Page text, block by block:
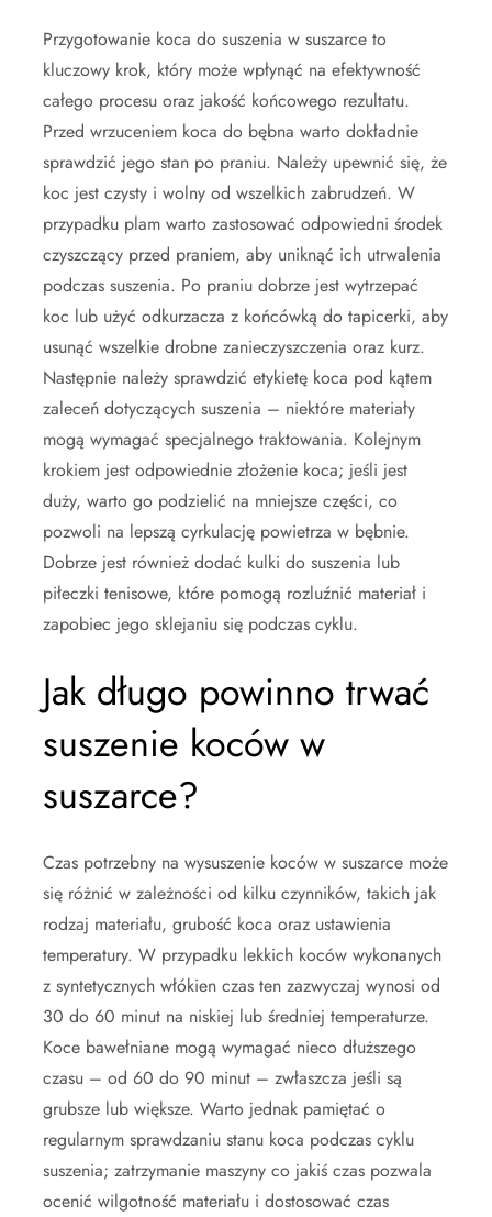
Przygotowanie koca do suszenia w suszarce to
kluczowy krok, który może wpłynąć na efektywność
całego procesu oraz jakość końcowego rezultatu.
Przed wrzuceniem koca do bębna warto dokładnie
sprawdzić jego stan po praniu. Należy upewnić się, że
koc jest czysty i wolny od wszelkich zabrudzeń. W
przypadku plam warto zastosować odpowiedni środek
czyszczący przed praniem, aby uniknąć ich utrwalenia
podczas suszenia. Po praniu dobrze jest wytrzepać
koc lub użyć odkurzacza z końcówką do tapicerki, aby
usunąć wszelkie drobne zanieczyszczenia oraz kurz.
Następnie należy sprawdzić etykietę koca pod kątem
zaleceń dotyczących suszenia – niektóre materiały
mogą wymagać specjalnego traktowania. Kolejnym
krokiem jest odpowiednie złożenie koca; jeśli jest
duży, warto go podzielić na mniejsze części, co
pozwoli na lepszą cyrkulację powietrza w bębnie.
Dobrze jest również dodać kulki do suszenia lub
piłeczki tenisowe, które pomogą rozluźnić materiał i
zapobiec jego sklejaniu się podczas cyklu.
Jak długo powinno trwać
suszenie koców w
suszarce?
Czas potrzebny na wysuszenie koców w suszarce może
się różnić w zależności od kilku czynników, takich jak
rodzaj materiału, grubość koca oraz ustawienia
temperatury. W przypadku lekkich koców wykonanych
z syntetycznych włókien czas ten zazwyczaj wynosi od
30 do 60 minut na niskiej lub średniej temperaturze.
Koce bawełniane mogą wymagać nieco dłuższego
czasu – od 60 do 90 minut – zwłaszcza jeśli są
grubsze lub większe. Warto jednak pamiętać o
regularnym sprawdzaniu stanu koca podczas cyklu
suszenia; zatrzymanie maszyny co jakiś czas pozwala
ocenić wilgotność materiału i dostosować czas